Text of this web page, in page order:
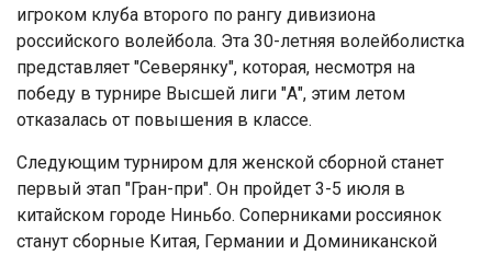
игроком клуба второго по рангу дивизиона
российского волейбола. Эта 30-летняя волейболистка
представляет "Северянку", которая, несмотря на
победу в турнире Высшей лиги "А", этим летом
отказалась от повышения в классе.
Следующим турниром для женской сборной станет
первый этап "Гран-при". Он пройдет 3-5 июля в
китайском городе Ниньбо. Соперниками россиянок
станут сборные Китая, Германии и Доминиканской